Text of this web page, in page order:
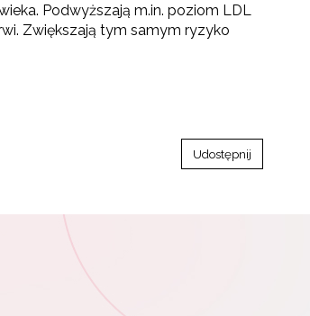
Podwyższają m.in. poziom LDL
Zwiększają tym samym ryzyko
Udostępnij